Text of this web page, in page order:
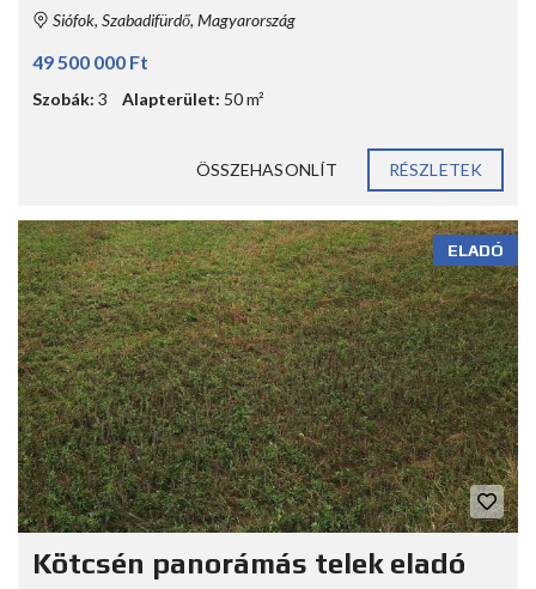
Siófok, Szabadifürdő, Magyarország
49 500 000 Ft
Szobák: 3 Alapterület: 50 m²
ÖSSZEHASONLÍT RÉSZLETEK
ELADÓ
Kötcsén panorámás telek eladó